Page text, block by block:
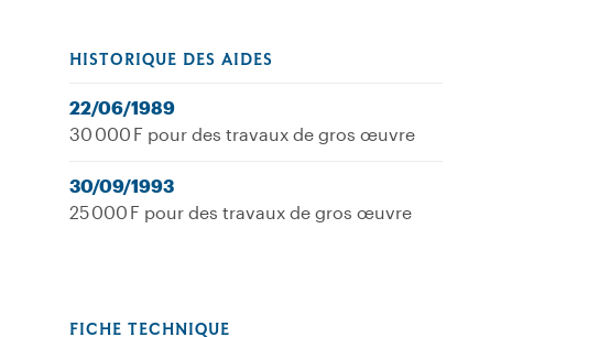
HISTORIQUE DES AIDES
22/06/1989
30 000 F pour des travaux de gros œuvre
30/09/1993
25 000 F pour des travaux de gros œuvre
FICHE TECHNIQUE